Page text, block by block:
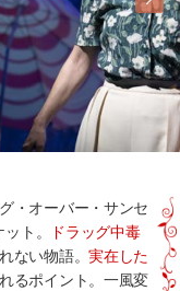
・オーバー・サンセ
ト。
ドラッグ中毒
ない物語。実在した
るポイント。一風変